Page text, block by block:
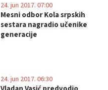
Mesni odbor Kola srpskih
sestara nagradio učenike
generacije
24. jun 2017. 07:00
24. jun 2017. 06:30